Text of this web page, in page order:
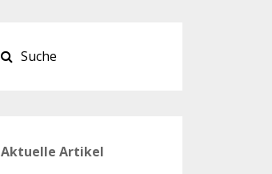
Aktuelle Artikel